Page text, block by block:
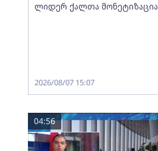
ლიდერ ქალთა მონეტიზაცია
2026/08/07 15:07
04:56